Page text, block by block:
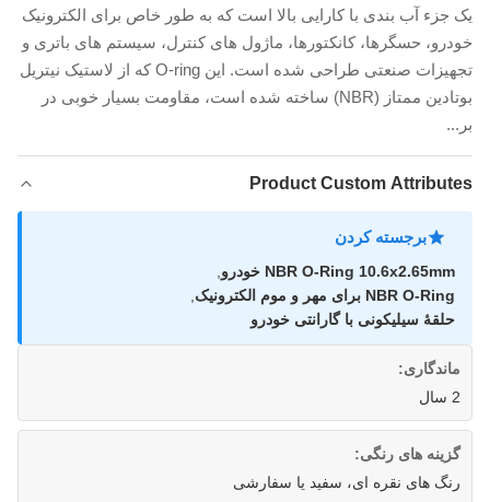
یک جزء آب بندی با کارایی بالا است که به طور خاص برای الکترونیک
خودرو، حسگرها، کانکتورها، ماژول های کنترل، سیستم های باتری و
تجهیزات صنعتی طراحی شده است. این O-ring که از لاستیک نیتریل
بوتادین ممتاز (NBR) ساخته شده است، مقاومت بسیار خوبی در
بر...
Product Custom Attributes
برجسته کردن
NBR O-Ring 10.6x2.65mm خودرو
,
NBR O-Ring برای مهر و موم الکترونیک
,
حلقۀ سیلیکونی با گارانتی خودرو
ماندگاری:
2 سال
گزینه های رنگی:
رنگ های نقره ای، سفید یا سفارشی